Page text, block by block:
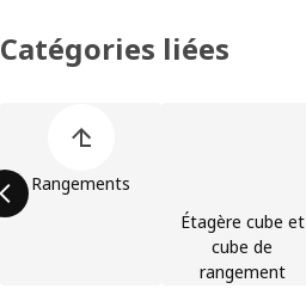
Catégories liées
Rangements
Étagère cube et
cube de
rangement